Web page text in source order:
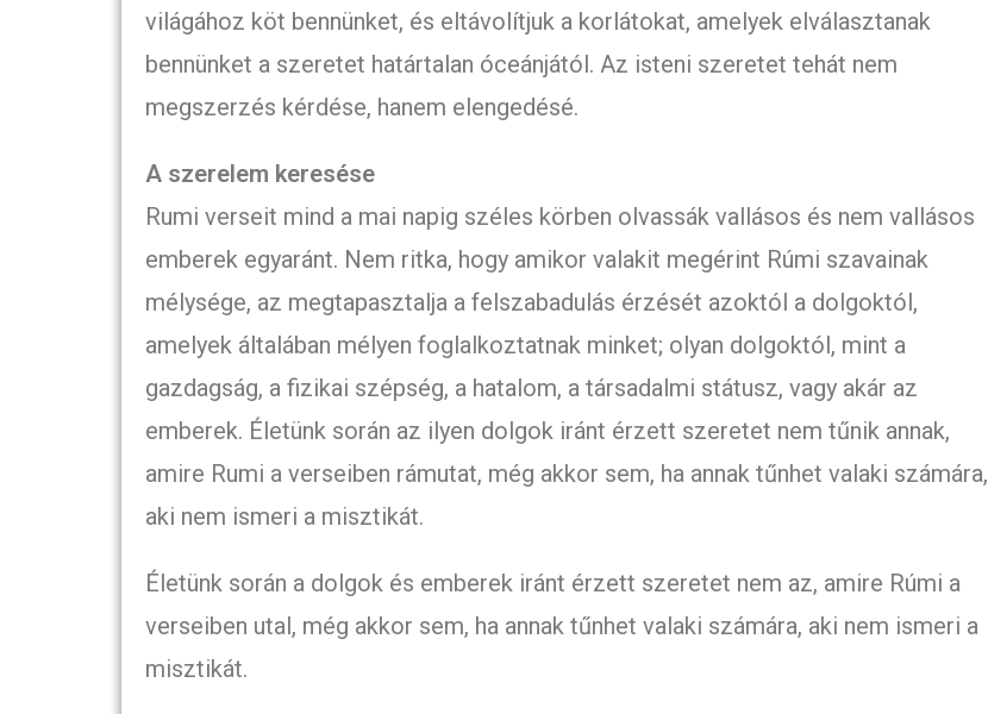
világához köt bennünket, és eltávolítjuk a korlátokat, amelyek elválasztanak
bennünket a szeretet határtalan óceánjától. Az isteni szeretet tehát nem
megszerzés kérdése, hanem elengedésé.
A szerelem keresése
Rumi verseit mind a mai napig széles körben olvassák vallásos és nem vallásos
emberek egyaránt. Nem ritka, hogy amikor valakit megérint Rúmi szavainak
mélysége, az megtapasztalja a felszabadulás érzését azoktól a dolgoktól,
amelyek általában mélyen foglalkoztatnak minket; olyan dolgoktól, mint a
gazdagság, a fizikai szépség, a hatalom, a társadalmi státusz, vagy akár az
emberek. Életünk során az ilyen dolgok iránt érzett szeretet nem tűnik annak,
amire Rumi a verseiben rámutat, még akkor sem, ha annak tűnhet valaki számára,
aki nem ismeri a misztikát.
Életünk során a dolgok és emberek iránt érzett szeretet nem az, amire Rúmi a
verseiben utal, még akkor sem, ha annak tűnhet valaki számára, aki nem ismeri a
misztikát.